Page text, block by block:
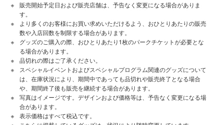
販売開始予定日および販売店舗は、予告なく変更になる場合がありま
す。
より多くのお客様にお買い求めいただけるよう、おひとりあたりの販売
数や入店回数を制限する場合があります。
グッズのご購入の際、おひとりあたり1枚のパークチケットが必要とな
る場合があります。
品切れの際はご了承ください。
スペシャルイベントおよびスペシャルプログラム関連のグッズについて
は、在庫状況により、期間中であっても品切れや販売終了となる場合
や、期間終了後も販売を継続する場合があります。
写真はイメージです。デザインおよび価格等は、予告なく変更になる場
合があります。
表示価格はすべて税込です。